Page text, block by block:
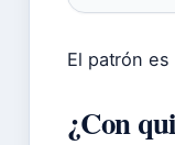
El patrón
¿Con